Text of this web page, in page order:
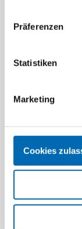
Präferenzen
Statistiken
Marketing
Cookies
starr auf der
und im Anschluss
zusätzliche
dort
verfügen. So